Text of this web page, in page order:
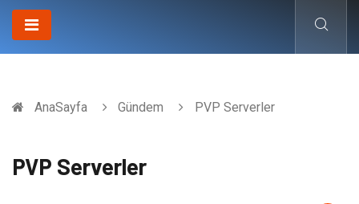
AnaSayfa Gündem PVP Serverler
PVP Serverler